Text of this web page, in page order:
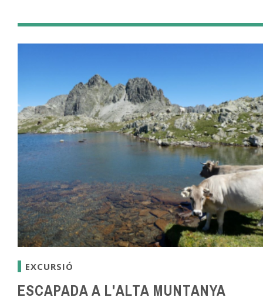
EXCURSIÓ
ESCAPADA A L'ALTA MUNTANYA